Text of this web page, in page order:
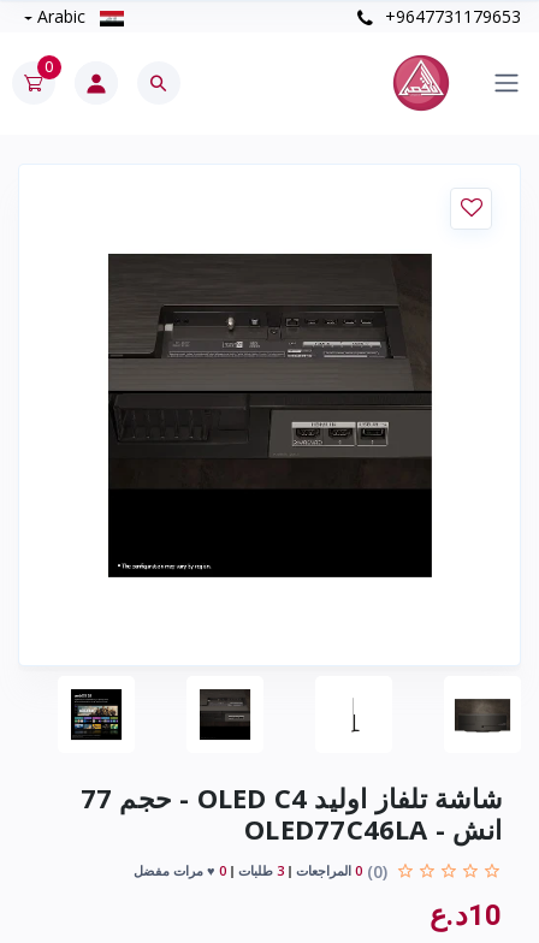
+9647731179653
0
شاشة تلفاز اوليد OLED C4 - حجم 77
انش - OLED77C46LA
(0)
0 المراجعات 3 طلبات 0 ♥ مرات مفضل
10د.ع